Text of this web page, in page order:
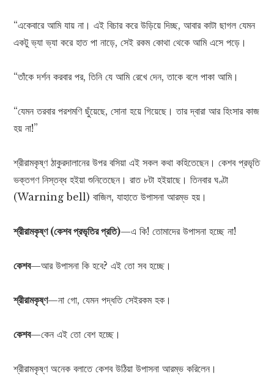
“একেবারে আমি যায় না। এই বিচার করে উড়িয়ে দিচ্ছ, আবার কাটা ছাগল যেমন
একটু ভ্যা ভ্যা করে হাত পা নাড়ে, সেই রকম কোথা থেকে আমি এসে পড়ে।
“তাঁকে দর্শন করবার পর, তিনি যে আমি রেখে দেন, তাকে বলে পাকা আমি।
“যেমন তরবার পরশমণি ছুঁয়েছে, সোনা হয়ে গিয়েছে। তার দ্বারা আর হিংসার কাজ
হয় না!”
শ্রীরামকৃষ্ণ ঠাকুরদালানের উপর বসিয়া এই সকল কথা কহিতেছেন। কেশব প্রভৃতি
ভক্তগণ নিস্তব্ধ হইয়া শুনিতেছেন। রাত ৮টা হইয়াছে। তিনবার ঘণ্টা
(Warning bell) বাজিল, যাহাতে উপাসনা আরম্ভ হয়।
শ্রীরামকৃষ্ণ (কেশব প্রভৃতির প্রতি)—এ কি! তোমাদের উপাসনা হচ্ছে না!
কেশব—আর উপাসনা কি হবে? এই তো সব হচ্ছে।
শ্রীরামকৃষ্ণ—না গো, যেমন পদ্ধতি সেইরকম হক।
কেশব—কেন এই তো বেশ হচ্ছে।
শ্রীরামকৃষ্ণ অনেক বলাতে কেশব উঠিয়া উপাসনা আরম্ভ করিলেন।